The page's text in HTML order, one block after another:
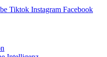
Tiktok Instagram Facebook